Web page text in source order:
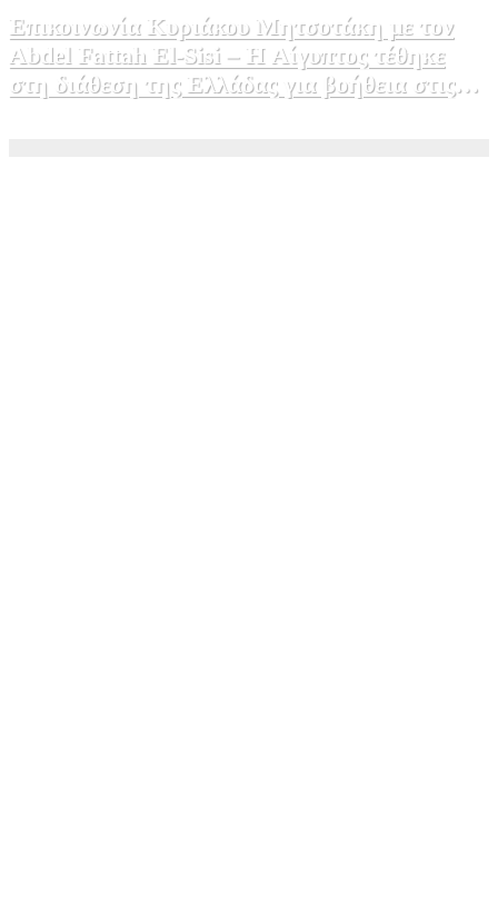
Επικοινωνία Κυριάκου Μητσοτάκη με τον
Abdel Fattah El-Sisi – Η Αίγυπτος τέθηκε
στη διάθεση της Ελλάδας για βοήθεια στις